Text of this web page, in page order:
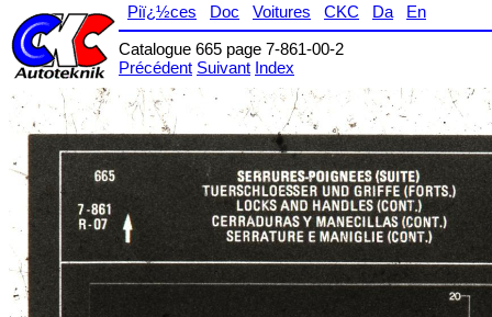
Piï¿½ces Doc Voitures CKC Da
En
Catalogue 665 page 7-861-00-2
Précédent Suivant Index